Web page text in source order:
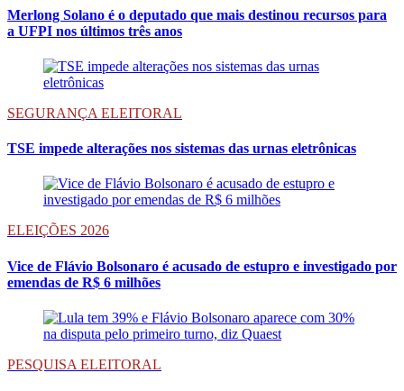
Merlong Solano é o deputado que mais destinou recursos para
a UFPI nos últimos três anos
SEGURANÇA ELEITORAL
TSE impede alterações nos sistemas das urnas eletrônicas
ELEIÇÕES 2026
Vice de Flávio Bolsonaro é acusado de estupro e investigado por
emendas de R$ 6 milhões
PESQUISA ELEITORAL